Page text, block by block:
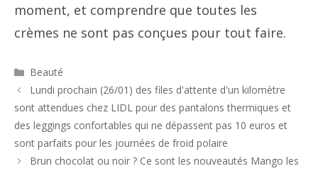
moment, et comprendre que toutes les
crèmes ne sont pas conçues pour tout faire.
Catégories
Beauté
Navigation
des
Lundi prochain (26/01) des files d'attente d'un kilomètre
sont attendues chez LIDL pour des pantalons thermiques et
des leggings confortables qui ne dépassent pas 10 euros et
sont parfaits pour les journées de froid polaire
Brun chocolat ou noir ? Ce sont les nouveautés Mango les